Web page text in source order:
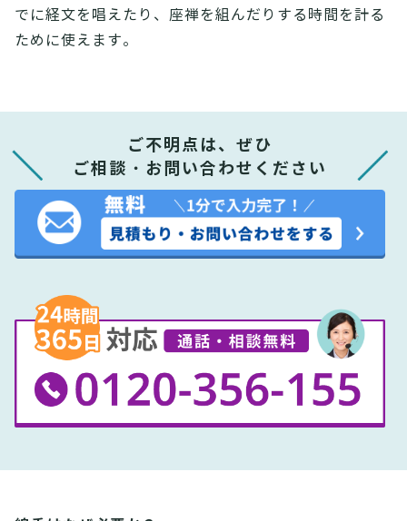
でに経文を唱えたり、座禅を組んだりする時間を計る
ために使えます。
ご不明点は、ぜひ
ご相談・お問い合わせください